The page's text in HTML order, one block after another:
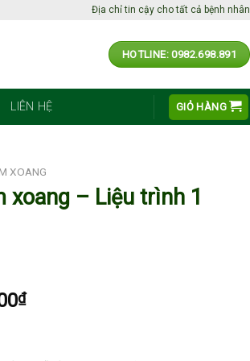
Địa chỉ tin cậy cho tất cả bệnh nhân
HOTLINE: 0982.698.891
LIÊN HỆ GIỎ HÀNG
XOANG
xoang – Liệu trình 1
₫